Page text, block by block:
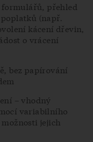
formulářů, přehled
(např.
kácení dřevin,
o vrácení
bez papírování
– vhodný
variabilního
jejich